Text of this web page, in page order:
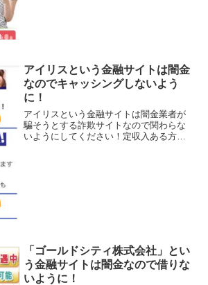
アイリスという金融サイトは闇金
なのでキャッシングしないよう
に！
アイリスという金融サイトは闇金業者が
騙そうとする詐欺サイトなので関わらな
いようにしてください！定収入ある方確
「ゴールドシティ株式会社」とい
う金融サイトは闇金なので借りな
いように！